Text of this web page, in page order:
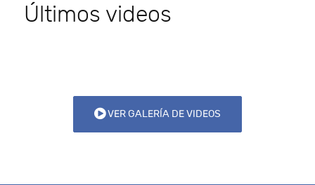
Últimos videos
VER GALERÍA DE VIDEOS